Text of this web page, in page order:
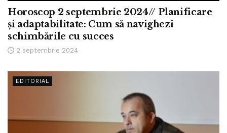
Horoscop 2 septembrie 2024// Planificare
și adaptabilitate: Cum să navighezi
schimbările cu succes
2 septembrie 2024
EDITORIAL